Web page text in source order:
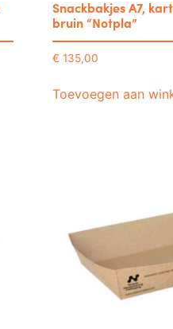
Snackbakjes A7,
bruin “Notpla”
€ 135,00
Toevoegen aan